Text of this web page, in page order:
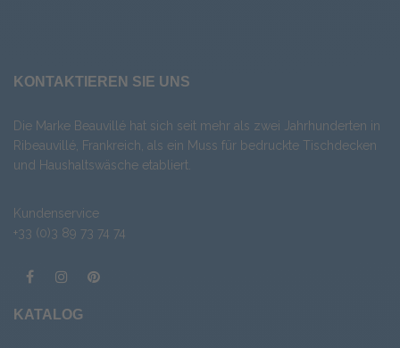
KONTAKTIEREN SIE UNS
Die Marke Beauvillé hat sich seit mehr als zwei Jahrhunderten in
Ribeauvillé, Frankreich, als ein Muss für bedruckte Tischdecken
und Haushaltswäsche etabliert.
Kundenservice
+33 (0)3 89 73 74 74
KATALOG